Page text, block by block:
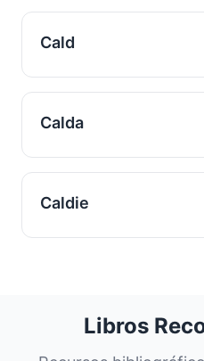
Cald
Calda
Caldie
Libros